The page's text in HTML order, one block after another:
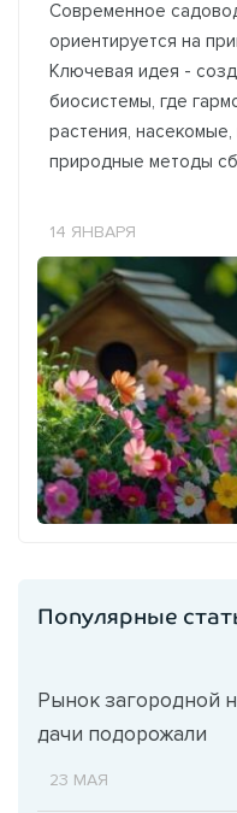
Современное
ориентируется на
Ключевая идея -
биосистемы, где
растения,
природные методы
14 ЯНВАРЯ
Популярные
Рынок загородной
дачи подорожали
23 МАЯ